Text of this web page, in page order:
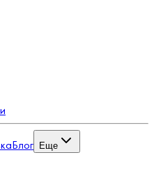
Блог Еще